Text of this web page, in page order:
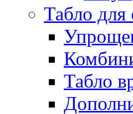
Табло для
Табло